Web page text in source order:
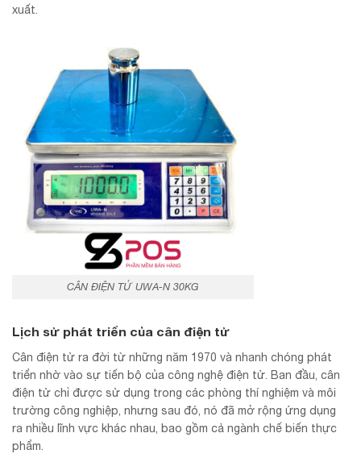
xuất.
CÂN ĐIỆN TỬ UWA-N 30KG
Lịch sử phát triển của cân điện tử
Cân điện tử ra đời từ những năm 1970 và nhanh chóng phát
triển nhờ vào sự tiến bộ của công nghệ điện tử. Ban đầu, cân
điện tử chỉ được sử dụng trong các phòng thí nghiệm và môi
trường công nghiệp, nhưng sau đó, nó đã mở rộng ứng dụng
ra nhiều lĩnh vực khác nhau, bao gồm cả ngành chế biến thực
phẩm.